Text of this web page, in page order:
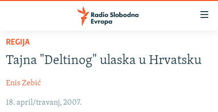
Pređite
glavni
Pređite
na
BOSNA I HERCEGOVINA
SRBIJA
KOSOVO
REGIJA
Tajna "Deltinog" ulaska u Hrvatsku
Enis Zebić
18. april/travanj, 2007.